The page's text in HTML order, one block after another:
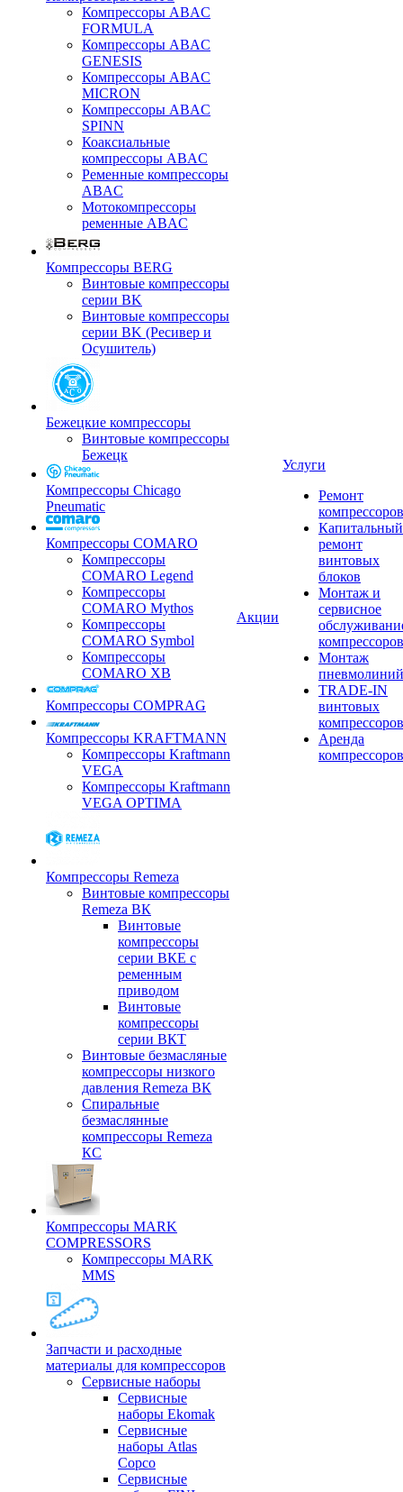
Компрессоры ABAC
FORMULA
Компрессоры ABAC
GENESIS
Компрессоры ABAC
MICRON
Компрессоры ABAC
SPINN
Коаксиальные
компрессоры ABAC
Ременные компрессоры
ABAC
Мотокомпрессоры
ременные ABAC
Компрессоры BERG
Винтовые компрессоры
серии BK
Винтовые компрессоры
серии BK (Ресивер и
Осушитель)
Бежецкие компрессоры
Винтовые компрессоры
Бежецк
Компрессоры Chicago
Pneumatic
Компрессоры COMARO
Компрессоры
COMARO Legend
Компрессоры
COMARO Mythos
Компрессоры
COMARO Symbol
Компрессоры
COMARO XB
Компрессоры COMPRAG
Компрессоры KRAFTMANN
Компрессоры Kraftmann
VEGA
Компрессоры Kraftmann
VEGA OPTIMA
Компрессоры Remeza
Винтовые компрессоры
Remeza ВК
Винтовые
компрессоры
серии ВКЕ с
ременным
приводом
Винтовые
компрессоры
серии ВКТ
Винтовые безмасляные
компрессоры низкого
давления Remeza ВК
Спиральные
безмаслянные
компрессоры Remeza
КС
Компрессоры MARK
COMPRESSORS
Компрессоры MARK
MMS
Запчасти и расходные
материалы для компрессоров
Cервисные наборы
Сервисные
наборы Ekomak
Cервисные
наборы Atlas
Copco
Сервисные
Акции
Услуги
Ремонт
компрессоров
Капитальный
ремонт
винтовых
блоков
Монтаж и
сервисное
компрессоров
Монтаж
пневмолиний
TRADE-IN
винтовых
компрессоров
Аренда
компрессоров